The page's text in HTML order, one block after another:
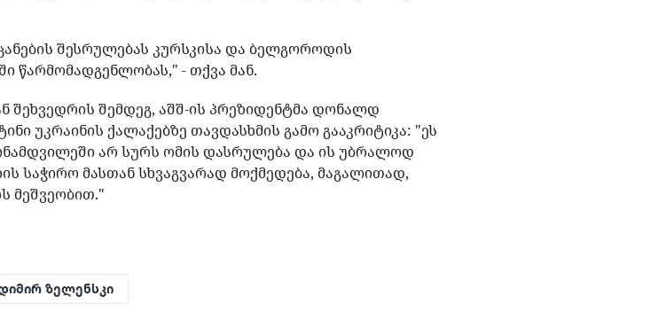
შესრულებას კურსკისა და ბელგოროდის
წარმომადგენლობას," - თქვა მან.
შეხვედრის შემდეგ, აშშ-ის პრეზიდენტმა დონალდ
უკრაინის ქალაქებზე თავდასხმის გამო გააკრიტიკა: "ეს
არ სურს ომის დასრულება და ის უბრალოდ
საჭირო მასთან სხვაგვარად მოქმედება, მაგალითად,
მეშვეობით."
ზელენსკი